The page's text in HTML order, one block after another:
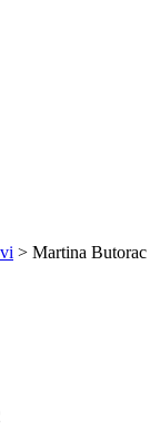
> Martina Butorac